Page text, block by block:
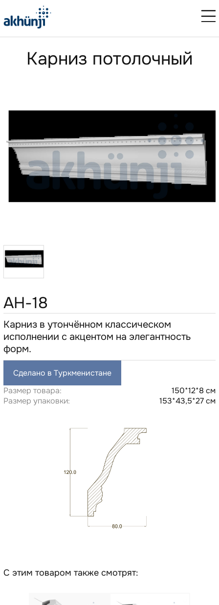
Карниз потолочный
AH-18
Карниз в утончённом классическом
исполнении с акцентом на элегантность
форм.
Сделано в Туркменистане
Размер товара:
150*12*8 см
Размер упаковки:
153*43,5*27 см
С этим товаром также смотрят: